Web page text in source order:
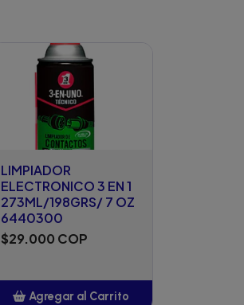
LIMPIADOR
ELECTRONICO 3 EN 1
273ML/198GRS/ 7 OZ
6440300
$29.000 COP
Agregar al Carrito